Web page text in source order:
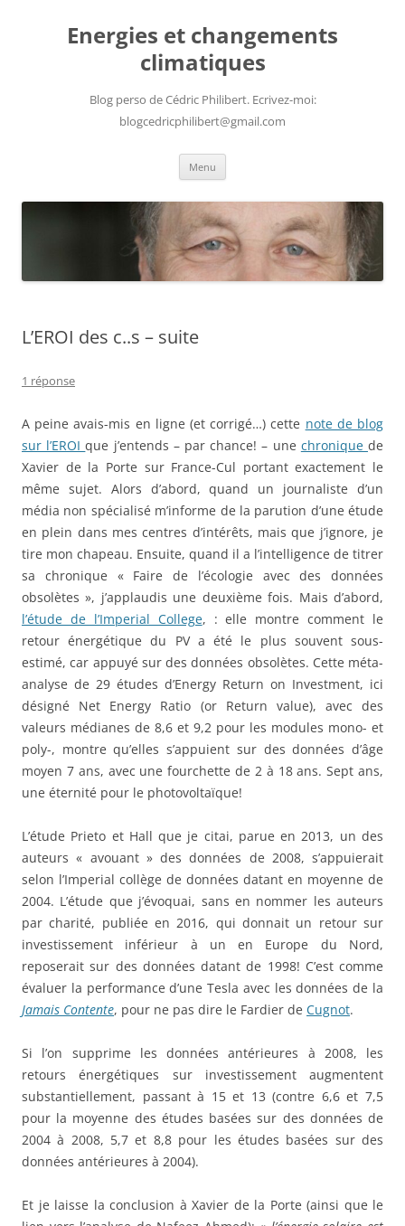
contenuEnergies et changements
climatiques
Blog perso de Cédric Philibert. Ecrivez-moi:
blogcedricphilibert@gmail.com
Menu
L’EROI des c..s – suite
1 réponse
A peine avais-mis en ligne (et corrigé…) cette note de blog
sur l’EROIque j’entends – par chance! – une chroniquede
Xavier de la Porte sur France-Cul portant exactement le
même sujet. Alors d’abord, quand un journaliste d’un
média non spécialisé m’informe de la parution d’une étude
en plein dans mes centres d’intérêts, mais que j’ignore, je
tire mon chapeau. Ensuite, quand il a l’intelligence de titrer
sa chronique « Faire de l’écologie avec des données
obsolètes », j’applaudis une deuxième fois. Mais d’abord,
l’étude de l’Imperial College, : elle montre comment le
retour énergétique du PV a été le plus souvent sous-
estimé, car appuyé sur des données obsolètes. Cette méta-
analyse de 29 études d’Energy Return on Investment, ici
désigné Net Energy Ratio (or Return value), avec des
valeurs médianes de 8,6 et 9,2 pour les modules mono- et
poly-, montre qu’elles s’appuient sur des données d’âge
moyen 7 ans, avec une fourchette de 2 à 18 ans. Sept ans,
une éternité pour le photovoltaïque!
L’étude Prieto et Hall que je citai, parue en 2013, un des
auteurs « avouant » des données de 2008, s’appuierait
selon l’Imperial collège de données datant en moyenne de
2004. L’étude que j’évoquai, sans en nommer les auteurs
par charité, publiée en 2016, qui donnait un retour sur
investissement inférieur à un en Europe du Nord,
reposerait sur des données datant de 1998! C’est comme
évaluer la performance d’une Tesla avec les données de la
Jamais Contente, pour ne pas dire le Fardier de Cugnot.
Si l’on supprime les données antérieures à 2008, les
retours énergétiques sur investissement augmentent
substantiellement, passant à 15 et 13 (contre 6,6 et 7,5
pour la moyenne des études basées sur des données de
2004 à 2008, 5,7 et 8,8 pour les études basées sur des
données antérieures à 2004).
Et je laisse la conclusion à Xavier de la Porte (ainsi que le